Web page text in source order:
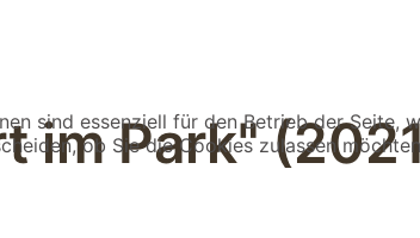
im Park"
sind essenziell für den Betrieb der Seite,
ob Sie die Cookies zulassen